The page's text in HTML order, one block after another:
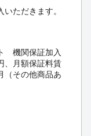
ただきます。
機関保証加入
、月額保証料賃
（その他商品あ